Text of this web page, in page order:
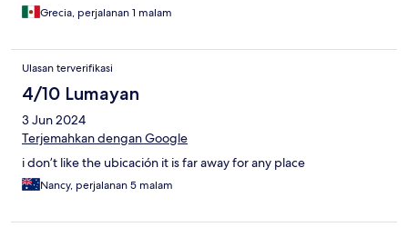
Grecia, perjalanan 1 malam
Ulasan terverifikasi
4/10 Lumayan
3 Jun 2024
Terjemahkan dengan Google
i don’t like the ubicación it is far away for any place
Nancy, perjalanan 5 malam